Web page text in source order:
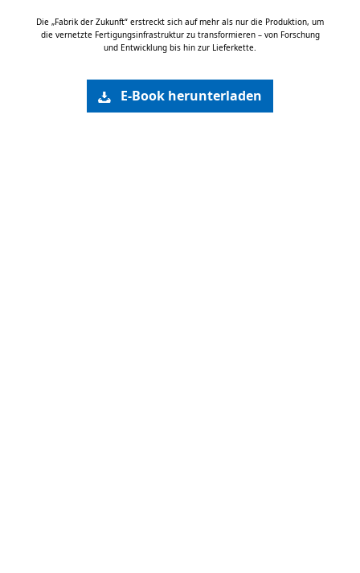
Die „Fabrik der Zukunft“ erstreckt sich auf mehr als nur die Produktion, um
die vernetzte Fertigungsinfrastruktur zu transformieren – von Forschung
und Entwicklung bis hin zur Lieferkette.
E-Book herunterladen